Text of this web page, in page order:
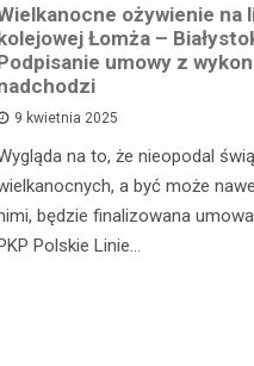
ożywienie na
Łomża –
umowy z
9 kwietnia 2025
na to, że nieopodal
a być może
będzie finalizowana
Polskie Linie…